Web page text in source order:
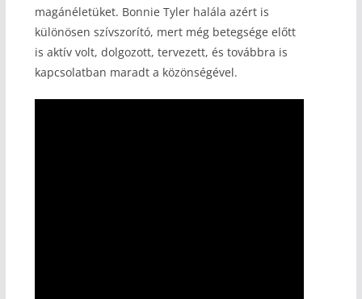
magánéletüket. Bonnie Tyler halála azért is
különösen szívszorító, mert még betegsége előtt
is aktív volt, dolgozott, tervezett, és továbbra is
kapcsolatban maradt a közönségével.